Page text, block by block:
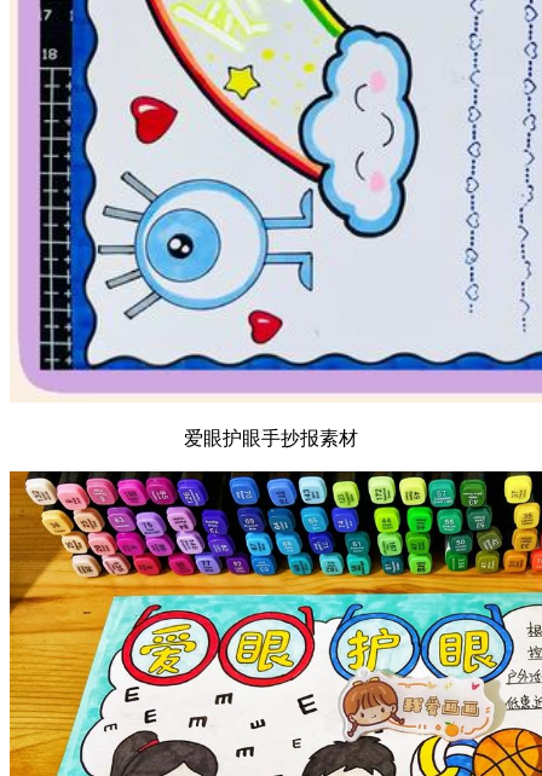
爱眼护眼手抄报素材